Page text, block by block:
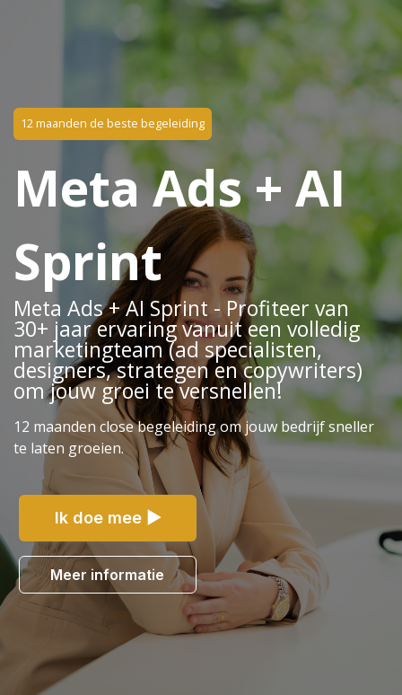
12 maanden de beste begeleiding
Meta Ads + AI
Sprint
Meta Ads + AI Sprint - Profiteer van
30+ jaar ervaring vanuit een volledig
marketingteam (ad specialisten,
designers, strategen en copywriters)
om jouw groei te versnellen!
12 maanden close begeleiding om jouw bedrijf sneller
te laten groeien.
Ik doe mee ▶
Meer informatie